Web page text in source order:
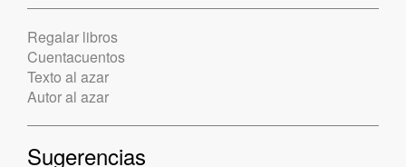
Regalar libros
Cuentacuentos
Texto al azar
Autor al azar
Sugerencias